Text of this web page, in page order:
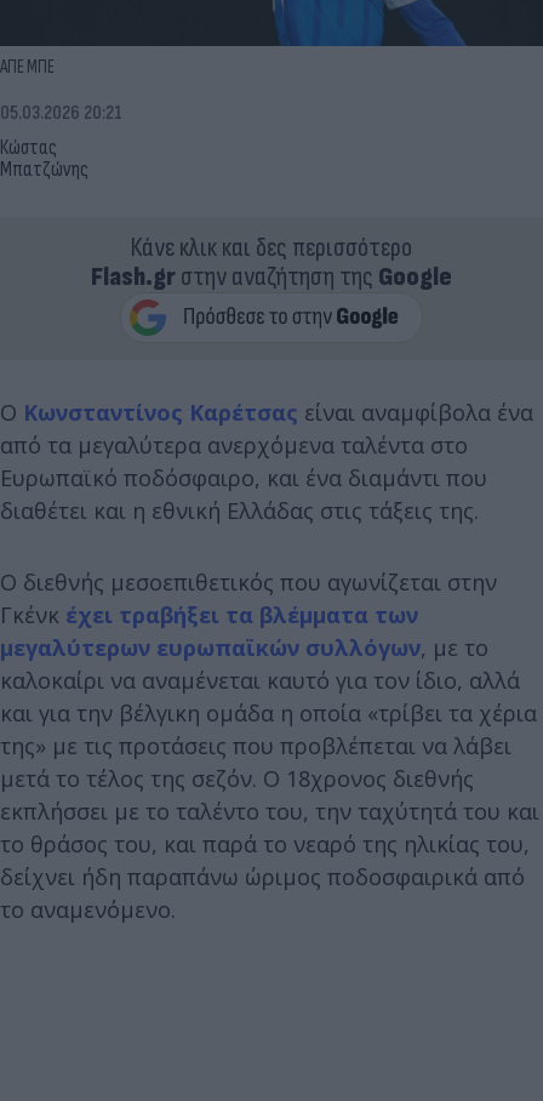
ΑΠΕ ΜΠΕ
Κώστας
Μπατζώνης
05.03.2026 20:21
Κάνε κλικ και δες περισσότερο
Flash.grστην αναζήτηση της Google
Ο Κωνσταντίνος Καρέτσας είναι αναμφίβολα ένα
από τα μεγαλύτερα ανερχόμενα ταλέντα στο
Ευρωπαϊκό ποδόσφαιρο, και ένα διαμάντι που
διαθέτει και η εθνική Ελλάδας στις τάξεις της.
Ο διεθνής μεσοεπιθετικός που αγωνίζεται στην
Γκένκ έχει τραβήξει τα βλέμματα των
μεγαλύτερων ευρωπαϊκών συλλόγων, με το
καλοκαίρι να αναμένεται καυτό για τον ίδιο, αλλά
και για την βέλγικη ομάδα η οποία «τρίβει τα χέρια
της» με τις προτάσεις που προβλέπεται να λάβει
μετά το τέλος της σεζόν. Ο 18χρονος διεθνής
εκπλήσσει με το ταλέντο του, την ταχύτητά του και
το θράσος του, και παρά το νεαρό της ηλικίας του,
δείχνει ήδη παραπάνω ώριμος ποδοσφαιρικά από
το αναμενόμενο.